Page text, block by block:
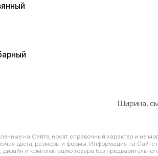
Ширина,
на Сайте, носят справочный характер и не
цвета, размеры и формы. Информация на Сайте
дизайн и комплектацию товара без